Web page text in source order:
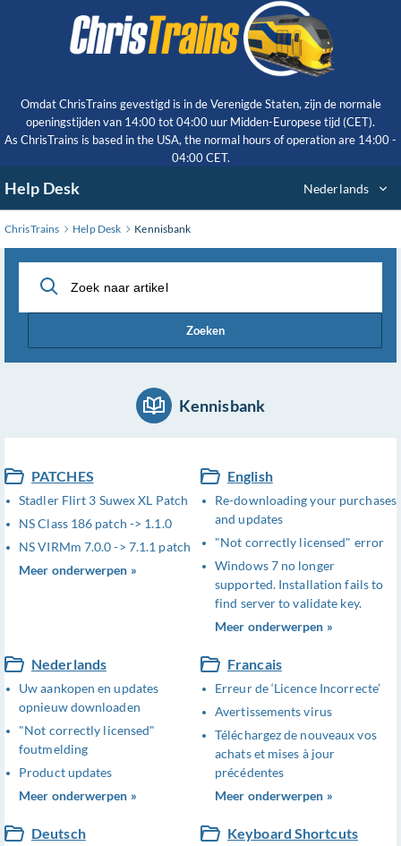
Omdat ChrisTrains gevestigd is in de Verenigde Staten, zijn de normale
openingstijden van 14:00 tot 04:00 uur Midden-Europese tijd (CET).
As ChrisTrains is based in the USA, the normal hours of operation are 14:00 -
04:00 CET.
hoofdinhoud
Help Desk Nederlands
ChrisTrains Help Desk Kennisbank
Zoeken
Kennisbank
PATCHES
Stadler Flirt 3 Suwex XL Patch
NS Class 186 patch -> 1.1.0
NS VIRMm 7.0.0 -> 7.1.1 patch
Meer onderwerpen »
English
Re-downloading your purchases
and updates
"Not correctly licensed" error
Windows 7 no longer
supported. Installation fails to
find server to validate key.
Meer onderwerpen »
Nederlands
Uw aankopen en updates
opnieuw downloaden
"Not correctly licensed"
foutmelding
Product updates
Meer onderwerpen »
Francais
Erreur de ‘Licence Incorrecte’
Avertissements virus
Téléchargez de nouveaux vos
achats et mises à jour
précédentes
Meer onderwerpen »
Deutsch Keyboard Shortcuts